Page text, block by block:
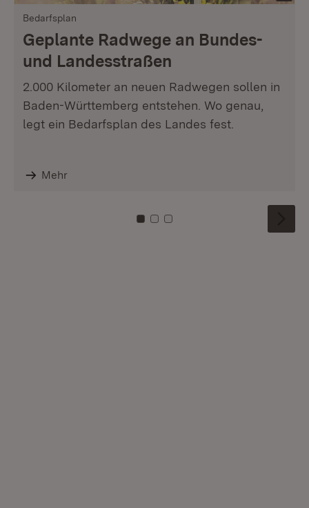
Bedarfsplan
Geplante Radwege an Bundes-
und Landesstraßen
2.000 Kilometer an neuen Radwegen sollen in
Baden-Württemberg entstehen. Wo genau,
legt ein Bedarfsplan des Landes fest.
Mehr
Zu Kachel: 0
Zu Kachel: 1
Zu Kachel: 2